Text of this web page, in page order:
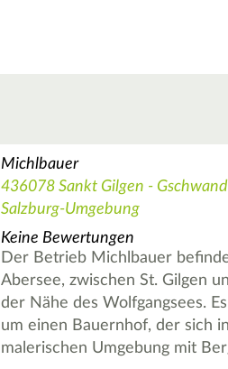
Michlbauer
436078 Sankt Gilgen -
Salzburg-Umgebung
Keine Bewertungen
Der Betrieb Michlbauer
Abersee, zwischen St. Gilgen
der Nähe des Wolfgangsees.
um einen Bauernhof, der sich
malerischen Umgebung mit